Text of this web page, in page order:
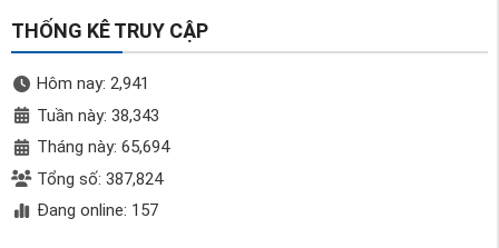
THỐNG KÊ TRUY CẬP
Hôm nay: 2,941
Tuần này: 38,343
Tháng này: 65,694
Tổng số: 387,824
Đang online: 157